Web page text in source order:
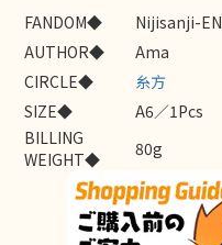
FANDOM◆
Nijisanji-EN
AUTHOR◆
Ama
CIRCLE◆
糸方
SIZE◆
A6／1Pcs
BILLING
WEIGHT◆
80g